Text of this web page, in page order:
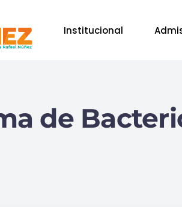
Institucional
de